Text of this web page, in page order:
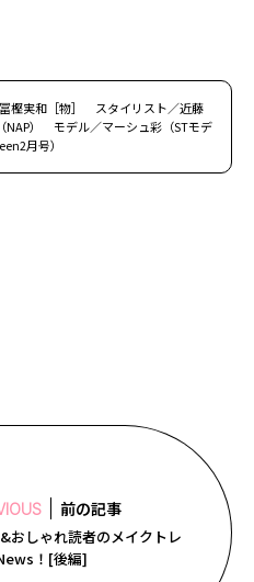
樫実和［物］ スタイリスト／近藤
） モデル／マーシュ彩（STモデ
月号）
前の記事
おしゃれ読者のメイクトレ
！[後編]